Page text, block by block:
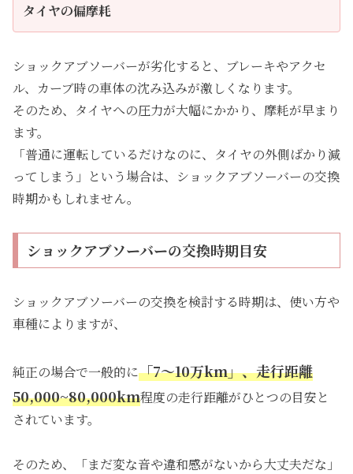
タイヤの偏摩耗
ショックアブソーバーが劣化すると、ブレーキやアクセ
ル、カーブ時の車体の沈み込みが激しくなります。
そのため、タイヤへの圧力が大幅にかかり、摩耗が早まり
ます。
「普通に運転しているだけなのに、タイヤの外側ばかり減
ってしまう」という場合は、ショックアブソーバーの交換
時期かもしれません。
ショックアブソーバーの交換時期目安
ショックアブソーバーの交換を検討する時期は、使い方や
車種によりますが、
純正の場合で一般的に「7〜10万km」、走行距離
50,000~80,000km程度の走行距離がひとつの目安と
されています。
そのため、「まだ変な音や違和感がないから大丈夫だな」